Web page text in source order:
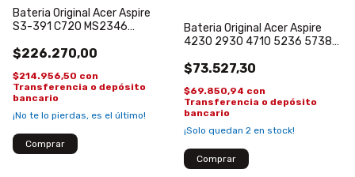
Bateria Original Acer Aspire
S3-391 C720 MS2346
$226.270,00
$214.956,50 con
Transferencia o depósito
bancario
¡No te lo pierdas, es el último!
Bateria Original Acer Aspire
4230 2930 4710 5236 5738
$73.527,30
$69.850,94 con
Transferencia o depósito
bancario
¡Solo quedan 2 en stock!